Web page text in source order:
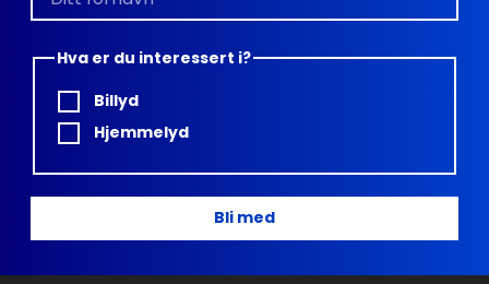
Hva er du interessert i?
Billyd
Hjemmelyd
Bli med